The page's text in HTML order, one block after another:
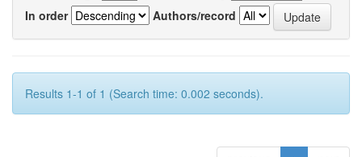
In order
Authors/record
Results 1-1 of 1 (Search time: 0.002 seconds).